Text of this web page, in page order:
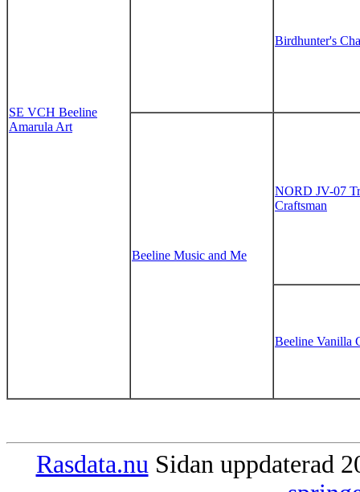
SE VCH Beeline
Amarula Art
Birdhunter's
Beeline Music and Me
NORD JV-07
Craftsman
Beeline Vanilla
Rasdata.nuSidan uppdaterad